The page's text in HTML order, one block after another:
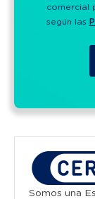
comercial
según las
Somos una